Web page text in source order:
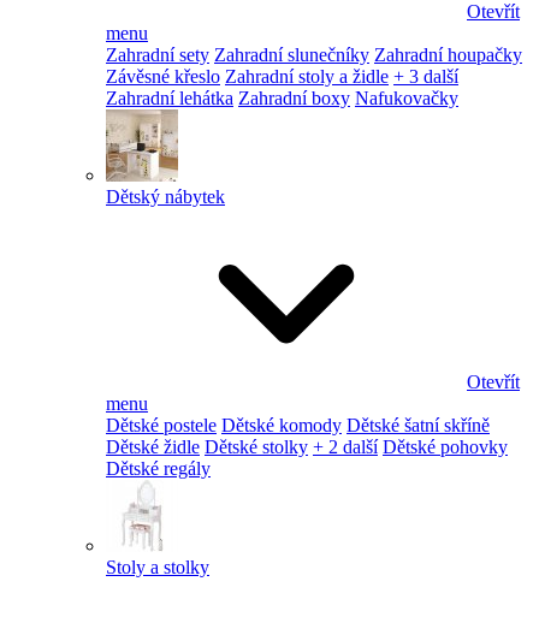
Otevřít
menu
Zahradní sety Zahradní slunečníky Zahradní houpačky
Závěsné křeslo Zahradní stoly a židle + 3 další
Zahradní lehátka Zahradní boxy Nafukovačky
Dětský nábytek
Otevřít
menu
Dětské postele Dětské komody Dětské šatní skříně
Dětské židle Dětské stolky + 2 další Dětské pohovky
Dětské regály
Stoly a stolky